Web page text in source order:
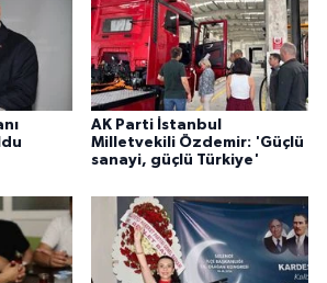
AK Parti İstanbul
Milletvekili Özdemir: 'Güçlü
sanayi, güçlü Türkiye'